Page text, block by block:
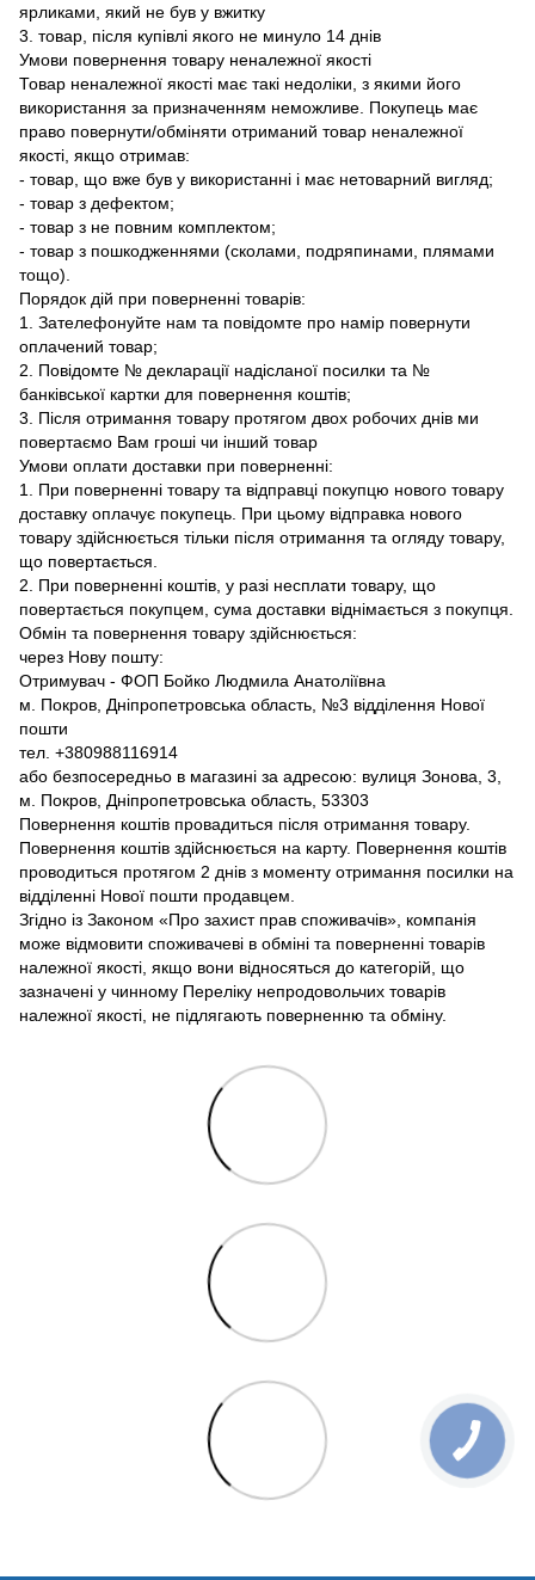
ярликами, який не був у вжитку
3. товар, після купівлі якого не минуло 14 днів
Умови повернення товару неналежної якості
Товар неналежної якості має такі недоліки, з якими його
використання за призначенням неможливе. Покупець має
право повернути/обміняти отриманий товар неналежної
якості, якщо отримав:
- товар, що вже був у використанні і має нетоварний вигляд;
- товар з дефектом;
- товар з не повним комплектом;
- товар з пошкодженнями (сколами, подряпинами, плямами
тощо).
Порядок дій при поверненні товарів:
1. Зателефонуйте нам та повідомте про намір повернути
оплачений товар;
2. Повідомте № декларації надісланої посилки та №
банківської картки для повернення коштів;
3. Після отримання товару протягом двох робочих днів ми
повертаємо Вам гроші чи інший товар
Умови оплати доставки при поверненні:
1. При поверненні товару та відправці покупцю нового товару
доставку оплачує покупець. При цьому відправка нового
товару здійснюється тільки після отримання та огляду товару,
що повертається.
2. При поверненні коштів, у разі несплати товару, що
повертається покупцем, сума доставки віднімається з покупця.
Обмін та повернення товару здійснюється:
через Нову пошту:
Отримувач - ФОП Бойко Людмила Анатоліївна
м. Покров, Дніпропетровська область, №3 відділення Нової
пошти
тел. +380988116914
або безпосередньо в магазині за адресою: вулиця Зонова, 3,
м. Покров, Дніпропетровська область, 53303
Повернення коштів провадиться після отримання товару.
Повернення коштів здійснюється на карту. Повернення коштів
проводиться протягом 2 днів з моменту отримання посилки на
відділенні Нової пошти продавцем.
Згідно із Законом «Про захист прав споживачів», компанія
може відмовити споживачеві в обміні та поверненні товарів
належної якості, якщо вони відносяться до категорій, що
зазначені у чинному Переліку непродовольчих товарів
належної якості, не підлягають поверненню та обміну.